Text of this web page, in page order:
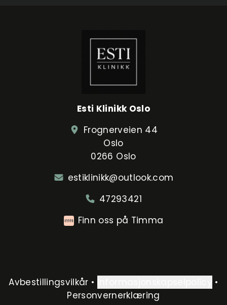
Esti Klinikk Oslo
Frognerveien 44
Oslo
0266 Oslo
estiklinikk@outlook.com
47293421
Finn oss på Timma
Avbestillingsvilkår •
•
Personvernerklæring